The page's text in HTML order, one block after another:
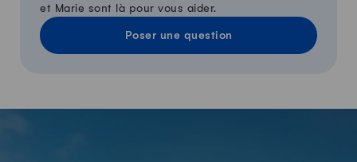
et Marie sont là pour vous aider.
Poser une question